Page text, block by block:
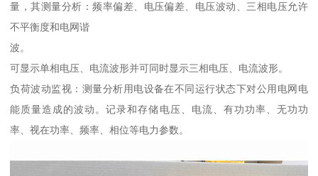
量，其测量分析：频率偏差、电压偏差、电压波动、三相电压允许
不平衡度和电网谐
波。
可显示单相电压、电流波形并可同时显示三相电压、电流波形。
负荷波动监视：测量分析用电设备在不同运行状态下对公用电网电
能质量造成的波动。记录和存储电压、电流、有功功率、无功功
率、视在功率、频率、相位等电力参数。